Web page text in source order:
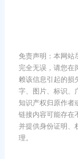
免责声明：本网站
完全无误，请您在
赖该信息引起的损
字、图片、标识、
知识产权归原作者
链接内容可能存在
并提供身份证明、
理。